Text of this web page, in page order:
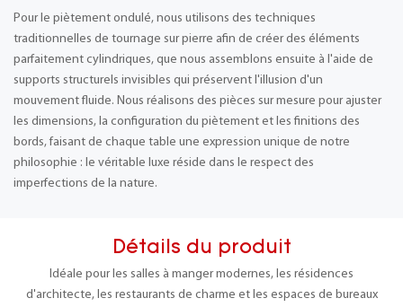
Pour le piètement ondulé, nous utilisons des techniques
traditionnelles de tournage sur pierre afin de créer des éléments
parfaitement cylindriques, que nous assemblons ensuite à l'aide de
supports structurels invisibles qui préservent l'illusion d'un
mouvement fluide. Nous réalisons des pièces sur mesure pour ajuster
les dimensions, la configuration du piètement et les finitions des
bords, faisant de chaque table une expression unique de notre
philosophie : le véritable luxe réside dans le respect des
imperfections de la nature.
Détails du produit
Idéale pour les salles à manger modernes, les résidences
d'architecte, les restaurants de charme et les espaces de bureaux